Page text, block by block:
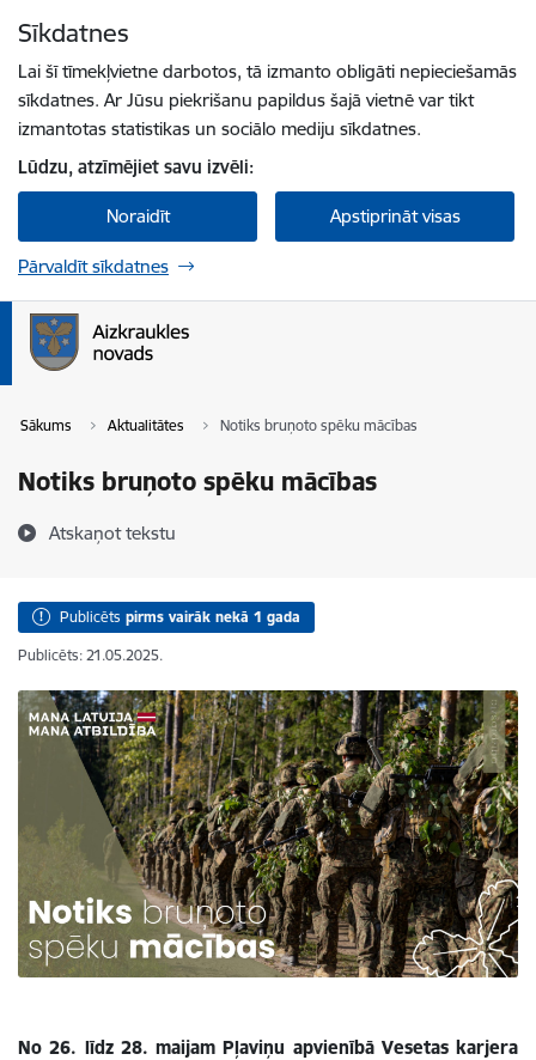
Sīkdatnes
Lai šī tīmekļvietne darbotos, tā izmanto obligāti nepieciešamās
sīkdatnes. Ar Jūsu piekrišanu papildus šajā vietnē var tikt
izmantotas statistikas un sociālo mediju sīkdatnes.
Lūdzu, atzīmējiet savu izvēli:
Noraidīt Apstiprināt visas
Pārvaldīt sīkdatnes
Sākums Aktualitātes Notiks bruņoto spēku mācības
Notiks bruņoto spēku mācības
Atskaņot tekstu
Publicēts pirms vairāk nekā 1 gada
Publicēts: 21.05.2025.
No 26. līdz 28. maijam Pļaviņu apvienībā Vesetas karjera